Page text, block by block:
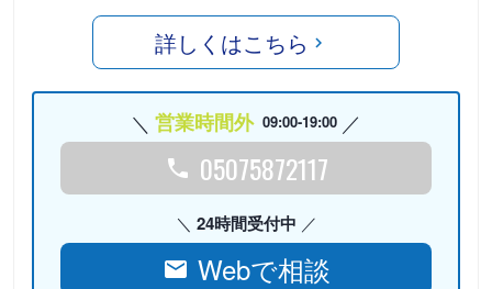
詳しくはこちら
営業時間外 09:00-19:00
05075872117
24時間受付中
Webで相談